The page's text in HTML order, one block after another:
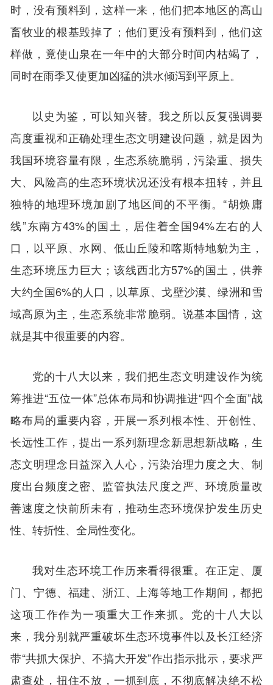
时，没有预料到，这样一来，他们把本地区的高山
畜牧业的根基毁掉了；他们更没有预料到，他们这
样做，竟使山泉在一年中的大部分时间内枯竭了，
同时在雨季又使更加凶猛的洪水倾泻到平原上。
以史为鉴，可以知兴替。我之所以反复强调要
高度重视和正确处理生态文明建设问题，就是因为
我国环境容量有限，生态系统脆弱，污染重、损失
大、风险高的生态环境状况还没有根本扭转，并且
独特的地理环境加剧了地区间的不平衡。“胡焕庸
线”东南方43%的国土，居住着全国94%左右的人
口，以平原、水网、低山丘陵和喀斯特地貌为主，
生态环境压力巨大；该线西北方57%的国土，供养
大约全国6%的人口，以草原、戈壁沙漠、绿洲和雪
域高原为主，生态系统非常脆弱。说基本国情，这
就是其中很重要的内容。
党的十八大以来，我们把生态文明建设作为统
筹推进“五位一体”总体布局和协调推进“四个全面”战
略布局的重要内容，开展一系列根本性、开创性、
长远性工作，提出一系列新理念新思想新战略，生
态文明理念日益深入人心，污染治理力度之大、制
度出台频度之密、监管执法尺度之严、环境质量改
善速度之快前所未有，推动生态环境保护发生历史
性、转折性、全局性变化。
我对生态环境工作历来看得很重。在正定、厦
门、宁德、福建、浙江、上海等地工作期间，都把
这项工作作为一项重大工作来抓。党的十八大以
来，我分别就严重破坏生态环境事件以及长江经济
带“共抓大保护、不搞大开发”作出指示批示，要求严
肃查处，扭住不放，一抓到底，不彻底解决绝不松